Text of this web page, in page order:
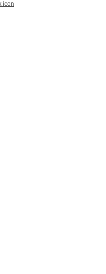
icon